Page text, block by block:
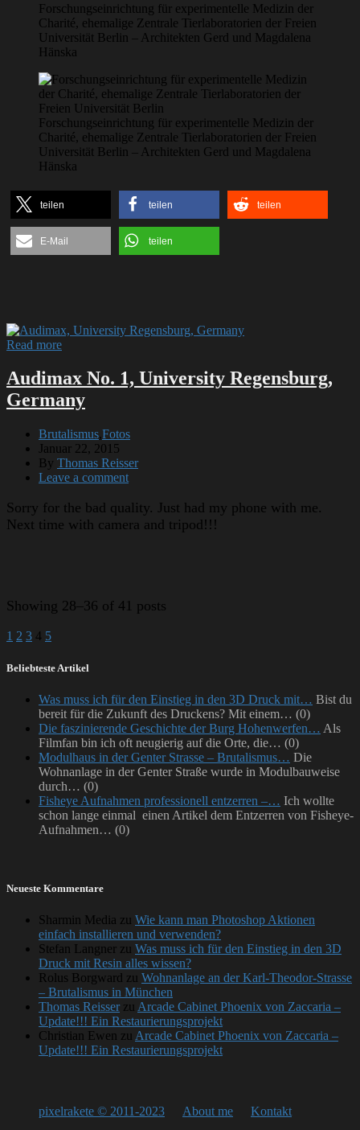
Forschungseinrichtung für experimentelle Medizin der
Charité, ehemalige Zentrale Tierlaboratorien der Freien
Universität Berlin – Architekten Gerd und Magdalena
Hänska
Forschungseinrichtung für experimentelle Medizin der
Charité, ehemalige Zentrale Tierlaboratorien der Freien
Universität Berlin – Architekten Gerd und Magdalena
Hänska
teilen teilen teilen
E-Mail teilen
Read more
Audimax No. 1, University Regensburg,
Germany
Brutalismus,Fotos
Januar 22, 2015
By Thomas Reisser
Leave a comment
Sorry for the bad quality. Just had my phone with me.
Next time with camera and tripod!!!
Showing 28–36 of 41 posts
1 2 3 4 5
Beliebteste Artikel
Was muss ich für den Einstieg in den 3D Druck mit… Bist du
bereit für die Zukunft des Druckens? Mit einem… (0)
Die faszinierende Geschichte der Burg Hohenwerfen… Als
Filmfan bin ich oft neugierig auf die Orte, die… (0)
Modulhaus in der Genter Strasse – Brutalismus… Die
Wohnanlage in der Genter Straße wurde in Modulbauweise
durch… (0)
Fisheye Aufnahmen professionell entzerren –… Ich wollte
schon lange einmal einen Artikel dem Entzerren von Fisheye-
Aufnahmen… (0)
Neueste Kommentare
Sharmin Media zu Wie kann man Photoshop Aktionen
einfach installieren und verwenden?
Stefan Langner zu Was muss ich für den Einstieg in den 3D
Druck mit Resin alles wissen?
Rolus Borgward zu Wohnanlage an der Karl-Theodor-Strasse
– Brutalismus in München
Thomas Reisserzu Arcade Cabinet Phoenix von Zaccaria –
Update!!! Ein Restaurierungsprojekt
Christian Ewen zu Arcade Cabinet Phoenix von Zaccaria –
Update!!! Ein Restaurierungsprojekt
pixelrakete © 2011-2023 About me Kontakt